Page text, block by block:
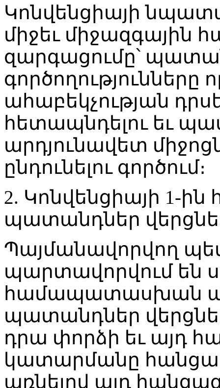
Կոնվենցիայի
միջեւ միջազգային
զարգացումը՝
գործողությունները
ահաբեկչության
հետապնդելու եւ
արդյունավետ
ընդունելու գործում։
2. Կոնվենցիայի 1-
պատանդներ
Պայմանավորվող
պարտավորվում են
համապատասխան
պատանդներ
դրա փորձի եւ այդ
կատարմանը
առնելով այդ